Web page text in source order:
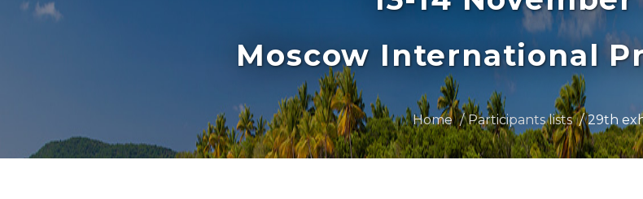
Moscow International
Home Participants lists 29th